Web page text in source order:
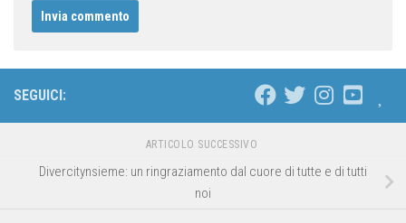
SEGUICI:
ARTICOLO SUCCESSIVO
Divercitynsieme: un ringraziamento dal cuore di tutte e di tutti
noi